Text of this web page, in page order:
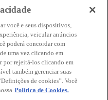
a
b
r
e
a
b
r
e
a
b
r
e
AjudaGlossário
você e seus dispositivos,
veicular anúncios
poderá concordar com
uma vez clicando em
por rejeitá-los clicando em
também gerenciar suas
de cookies”. Você
Política de Cookies.